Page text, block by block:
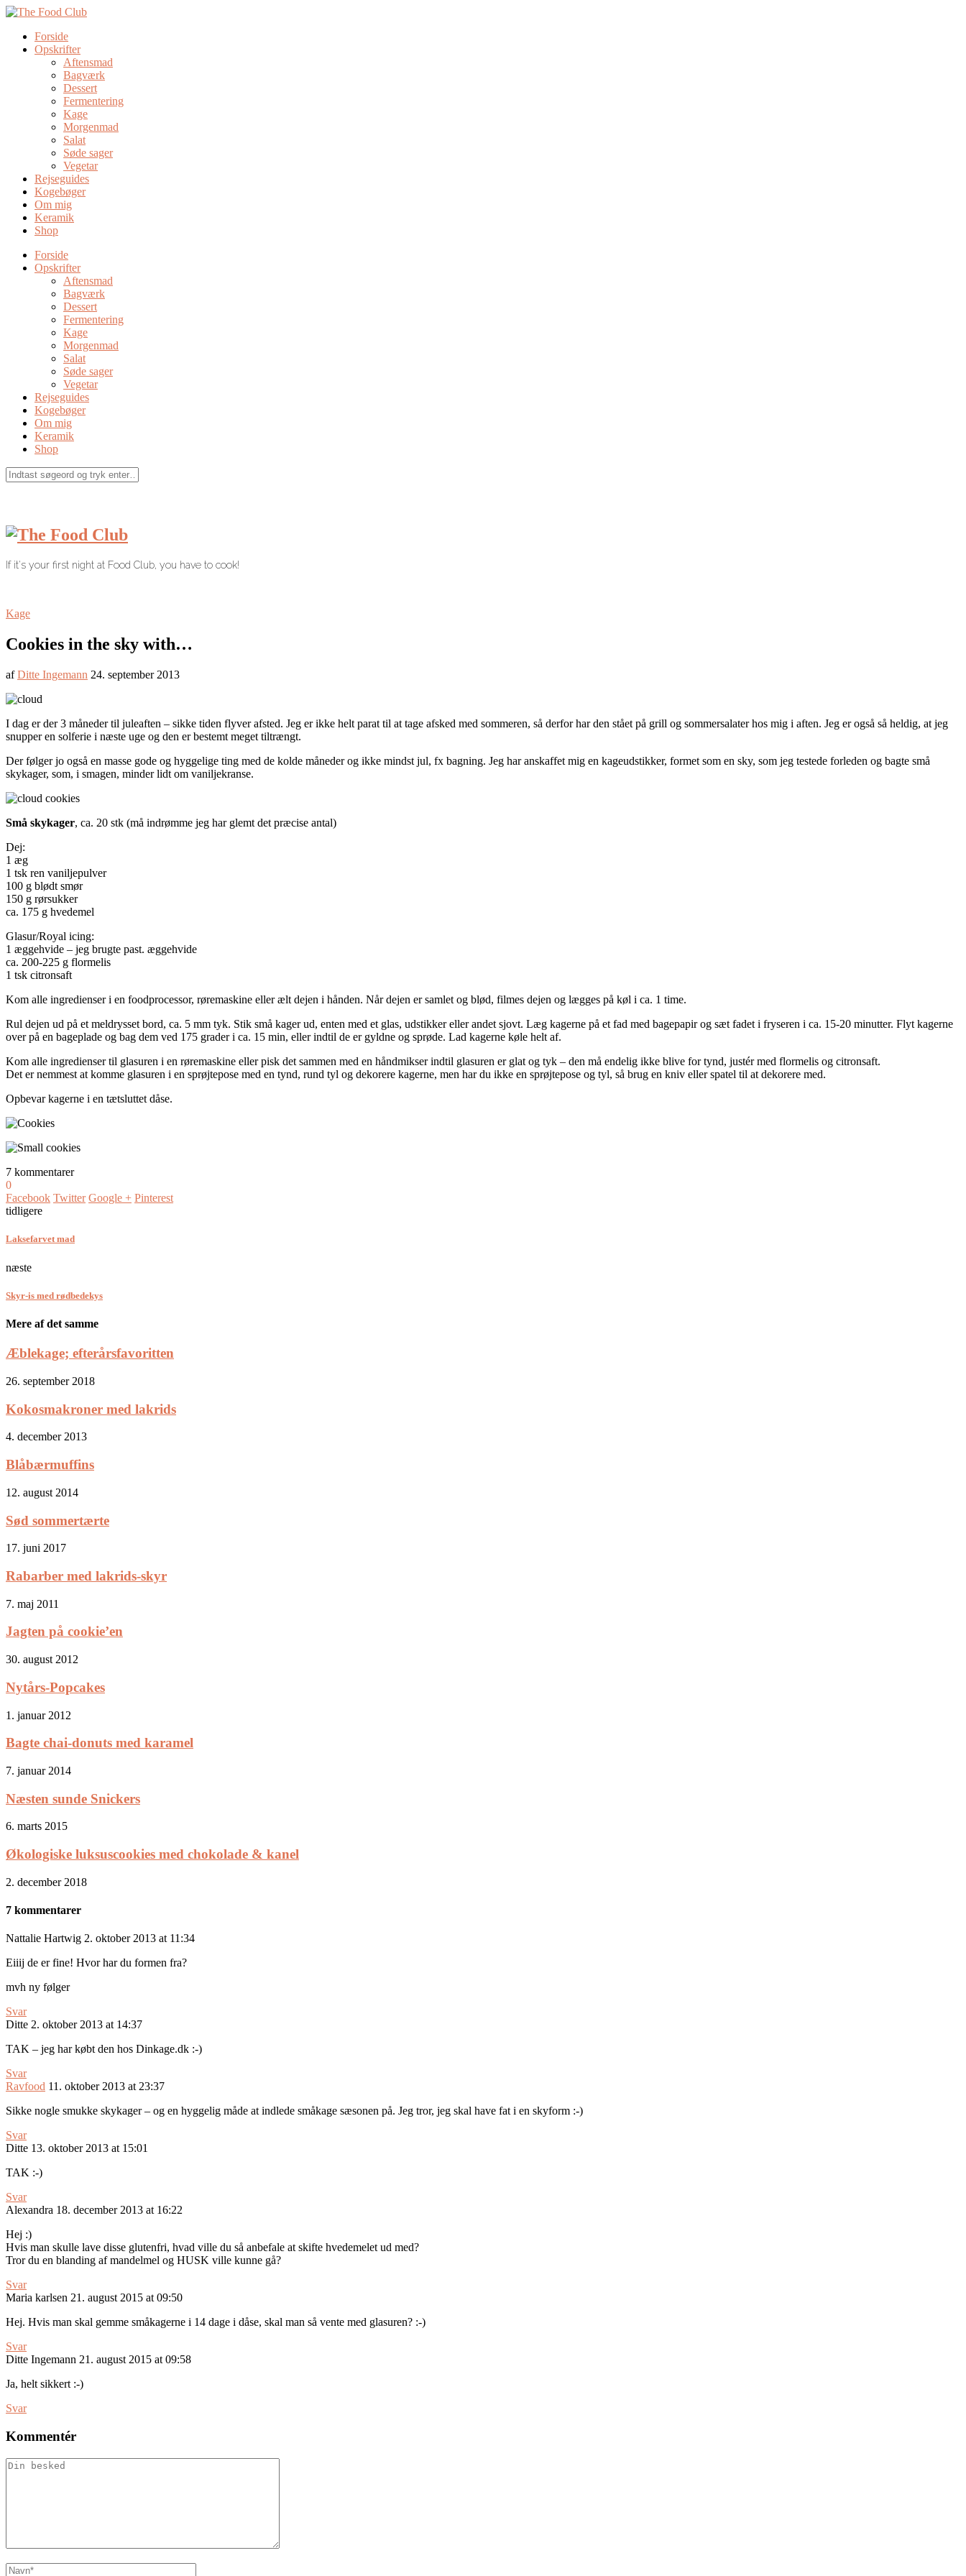
Forside
Opskrifter
Aftensmad
Bagværk
Dessert
Fermentering
Kage
Morgenmad
Salat
Søde sager
Vegetar
Rejseguides
Kogebøger
Om mig
Keramik
Shop
Forside
Opskrifter
Aftensmad
Bagværk
Dessert
Fermentering
Kage
Morgenmad
Salat
Søde sager
Vegetar
Rejseguides
Kogebøger
Om mig
Keramik
Shop
If it's your first night at Food Club, you have to cook!
Kage
Cookies in the sky with…
afDitte Ingemann 24. september 2013
I dag er der 3 måneder til juleaften – sikke tiden flyver afsted. Jeg er ikke helt parat til at tage afsked med sommeren, så derfor har den stået på grill og sommersalater hos mig i aften. Jeg er også så heldig, at jeg
snupper en solferie i næste uge og den er bestemt meget tiltrængt.
Der følger jo også en masse gode og hyggelige ting med de kolde måneder og ikke mindst jul, fx bagning. Jeg har anskaffet mig en kageudstikker, formet som en sky, som jeg testede forleden og bagte små
skykager, som, i smagen, minder lidt om vaniljekranse.
Små skykager, ca. 20 stk (må indrømme jeg har glemt det præcise antal)
Dej:
1 æg
1 tsk ren vaniljepulver
100 g blødt smør
150 g rørsukker
ca. 175 g hvedemel
Glasur/Royal icing:
1 æggehvide – jeg brugte past. æggehvide
ca. 200-225 g flormelis
1 tsk citronsaft
Kom alle ingredienser i en foodprocessor, røremaskine eller ælt dejen i hånden. Når dejen er samlet og blød, filmes dejen og lægges på køl i ca. 1 time.
Rul dejen ud på et meldrysset bord, ca. 5 mm tyk. Stik små kager ud, enten med et glas, udstikker eller andet sjovt. Læg kagerne på et fad med bagepapir og sæt fadet i fryseren i ca. 15-20 minutter. Flyt kagerne
over på en bageplade og bag dem ved 175 grader i ca. 15 min, eller indtil de er gyldne og sprøde. Lad kagerne køle helt af.
Kom alle ingredienser til glasuren i en røremaskine eller pisk det sammen med en håndmikser indtil glasuren er glat og tyk – den må endelig ikke blive for tynd, justér med flormelis og citronsaft.
Det er nemmest at komme glasuren i en sprøjtepose med en tynd, rund tyl og dekorere kagerne, men har du ikke en sprøjtepose og tyl, så brug en kniv eller spatel til at dekorere med.
Opbevar kagerne i en tætsluttet dåse.
7 kommentarer
0
Facebook Twitter Google + Pinterest
tidligere
Laksefarvet mad
næste
Skyr-is med rødbedekys
Mere af det samme
Æblekage; efterårsfavoritten
26. september 2018
Kokosmakroner med lakrids
4. december 2013
Blåbærmuffins
12. august 2014
Sød sommertærte
17. juni 2017
Rabarber med lakrids-skyr
7. maj 2011
Jagten på cookie’en
30. august 2012
Nytårs-Popcakes
1. januar 2012
Bagte chai-donuts med karamel
7. januar 2014
Næsten sunde Snickers
6. marts 2015
Økologiske luksuscookies med chokolade & kanel
2. december 2018
7 kommentarer
Nattalie Hartwig 2. oktober 2013 at 11:34
Eiiij de er fine! Hvor har du formen fra?
mvh ny følger
Svar
Ditte 2. oktober 2013 at 14:37
TAK – jeg har købt den hos Dinkage.dk :-)
Svar
Ravfood 11. oktober 2013 at 23:37
Sikke nogle smukke skykager – og en hyggelig måde at indlede småkage sæsonen på. Jeg tror, jeg skal have fat i en skyform :-)
Svar
Ditte 13. oktober 2013 at 15:01
TAK :-)
Svar
Alexandra 18. december 2013 at 16:22
Hej :)
Hvis man skulle lave disse glutenfri, hvad ville du så anbefale at skifte hvedemelet ud med?
Tror du en blanding af mandelmel og HUSK ville kunne gå?
Svar
Maria karlsen 21. august 2015 at 09:50
Hej. Hvis man skal gemme småkagerne i 14 dage i dåse, skal man så vente med glasuren? :-)
Svar
Ditte Ingemann 21. august 2015 at 09:58
Ja, helt sikkert :-)
Svar
Kommentér